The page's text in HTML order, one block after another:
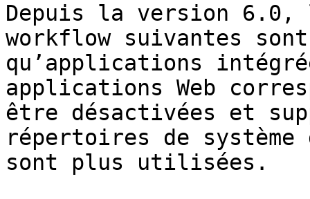
Depuis la version 6.0,
workflow suivantes
qu’applications
applications Web
être désactivées et
répertoires de
sont plus utilisées.